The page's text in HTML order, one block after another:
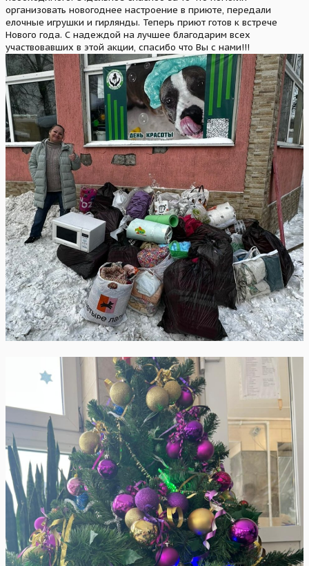
организовать новогоднее настроение в приюте, передали
елочные игрушки и гирлянды. Теперь приют готов к встрече
Нового года. С надеждой на лучшее благодарим всех
участвовавших в этой акции, спасибо что Вы с нами!!!